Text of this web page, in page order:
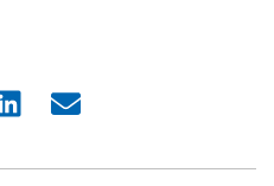
Share Share